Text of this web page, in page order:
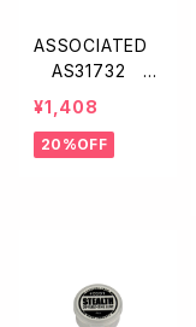
ASSOCIATED
AS31732 F
T ベアリング【4
x7x2.5mm・4ケ
入】
¥1,408
20%OFF